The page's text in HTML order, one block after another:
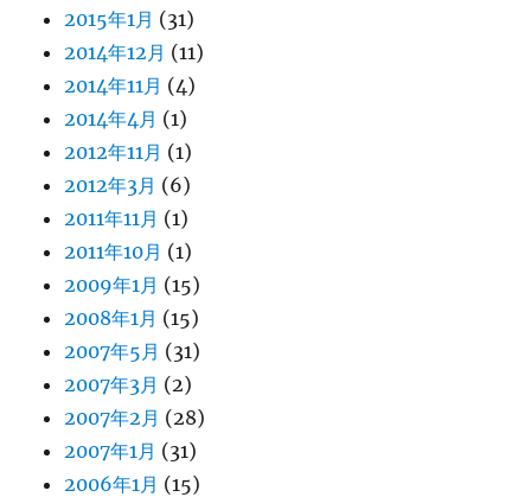
2015年1月 (31)
2014年12月 (11)
2014年11月 (4)
2014年4月 (1)
2012年11月 (1)
2012年3月 (6)
2011年11月 (1)
2011年10月 (1)
2009年1月 (15)
2008年1月 (15)
2007年5月 (31)
2007年3月 (2)
2007年2月 (28)
2007年1月 (31)
2006年1月 (15)